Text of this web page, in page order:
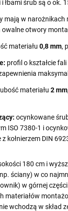
łbami śrub są o ok.
mają w
owalne otwory
materiału 0,8 mm,
profil o kształcie
materiału 2 mm
ocynkowane
ISO 7380-1 i
kołnierzem DIN
180 cm i
ściany) w co
w górnej
materiałów
wchodzą w skład